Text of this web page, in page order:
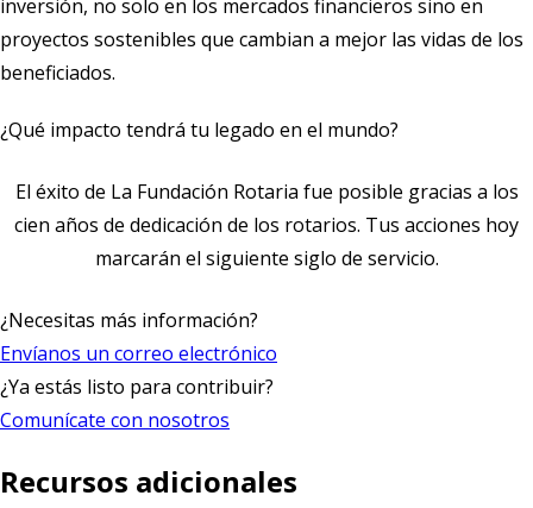
inversión, no solo en los mercados financieros sino en
proyectos sostenibles que cambian a mejor las vidas de los
beneficiados.
¿Qué impacto tendrá tu legado en el mundo?
El éxito de La Fundación Rotaria fue posible gracias a los
cien años de dedicación de los rotarios. Tus acciones hoy
marcarán el siguiente siglo de servicio.
¿Necesitas más información?
Envíanos un correo electrónico
¿Ya estás listo para contribuir?
Comunícate con nosotros
Recursos adicionales